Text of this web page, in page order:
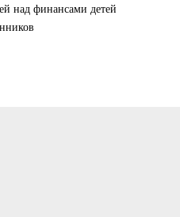
над финансами детей